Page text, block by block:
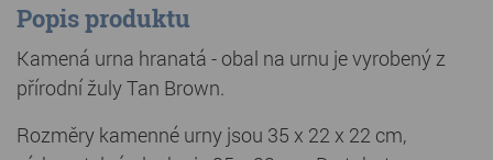
Popis produktu
Kamená urna hranatá - obal na urnu je vyrobený z
přírodní žuly Tan Brown.
Rozměry kamenné urny jsou 35 x 22 x 22 cm,